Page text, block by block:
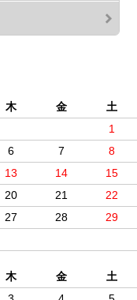
木 金
土
1
6 7
8
13 14
15
20 21
22
27 28
29
木 金
土